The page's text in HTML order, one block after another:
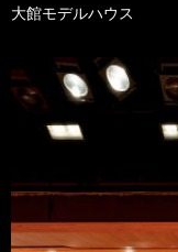
大館モデルハウス